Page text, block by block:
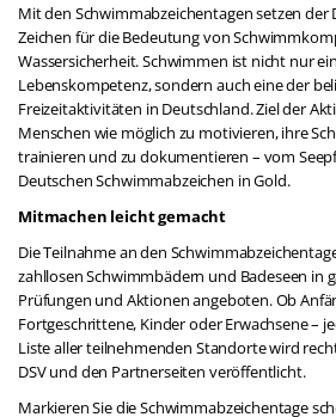
Mit den Schwimmabzeichentagen setzen der
Zeichen für die Bedeutung von
Wassersicherheit. Schwimmen ist nicht nur
Lebenskompetenz, sondern auch eine der
Freizeitaktivitäten in Deutschland. Ziel der
Menschen wie möglich zu motivieren, ihre
trainieren und zu dokumentieren – vom
Deutschen Schwimmabzeichen in Gold.
Mitmachen leicht gemacht
Die Teilnahme an den
zahllosen Schwimmbädern und Badeseen in
Prüfungen und Aktionen angeboten. Ob
Fortgeschrittene, Kinder oder Erwachsene –
Liste aller teilnehmenden Standorte wird
DSV und den Partnerseiten veröffentlicht.
Markieren Sie die Schwimmabzeichentage